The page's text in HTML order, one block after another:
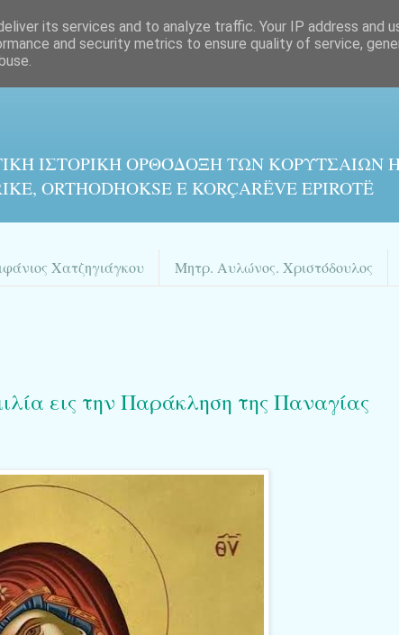
ΙΣΤΟΡΙΚΉ ΟΡΘΌΔΟΞΗ ΤΩΝ ΚΟΡΥΤΣΑΙΩΝ
ORTHODHOKSE E KORÇARËVE EPIROTË
Χατζηγιάγκου Μητρ. Αυλώνος. Χριστόδουλος
εις την Παράκληση της Παναγίας
its services and to analyze traffic. Your IP address and
and security metrics to ensure quality of service,